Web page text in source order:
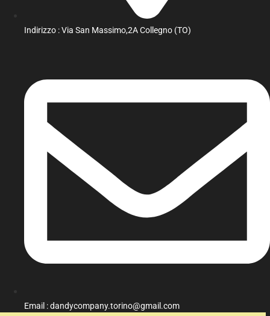
Indirizzo : Via San Massimo,2A Collegno (TO)
Email : dandycompany.torino@gmail.com